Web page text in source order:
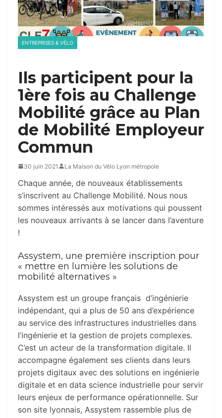
ENTREPRISES & VÉLO
Ils participent pour la
1ère fois au Challenge
Mobilité grâce au Plan
de Mobilité Employeur
Commun
30 juin 2021 La Maison du Vélo Lyon métropole
Chaque année, de nouveaux établissements
s’inscrivent au Challenge Mobilité. Nous nous
sommes intéressés aux motivations qui poussent
les nouveaux arrivants à se lancer dans l’aventure
!
Assystem, une première inscription pour
« mettre en lumière les solutions de
mobilité alternatives »
Assystem est un groupe français d’ingénierie
indépendant, qui a plus de 50 ans d’expérience
au service des infrastructures industrielles dans
l’ingénierie et la gestion de projets complexes.
C’est un acteur de la transformation digitale. Il
accompagne également ses clients dans leurs
projets digitaux avec des solutions en ingénierie
digitale et en data science industrielle pour servir
leurs enjeux de performance opérationnelle. Sur
son site lyonnais, Assystem rassemble plus de